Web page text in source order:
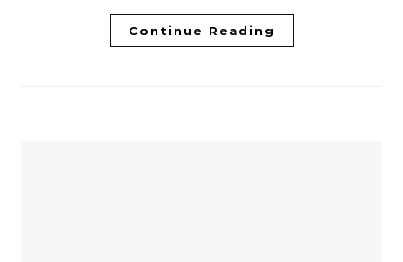
Continue Reading